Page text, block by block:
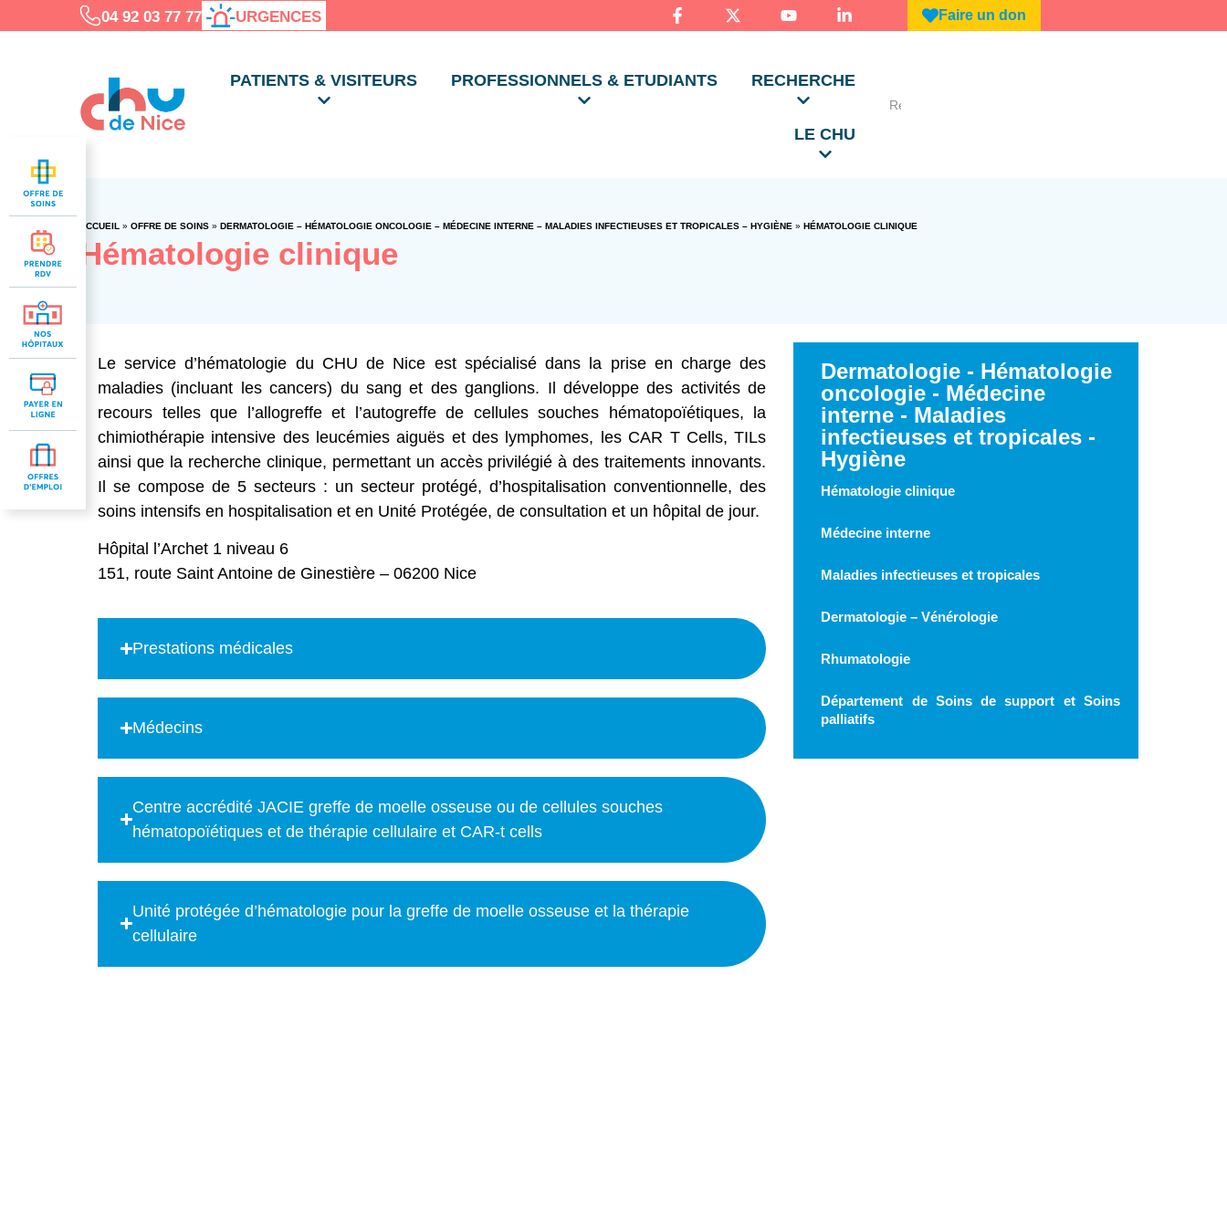
04 92 03 77 77 URGENCES Faire un don
PATIENTS & VISITEURS PROFESSIONNELS & ETUDIANTS RECHERCHE
LE CHU
ACCUEIL » OFFRE DE SOINS » DERMATOLOGIE – HÉMATOLOGIE ONCOLOGIE – MÉDECINE INTERNE – MALADIES INFECTIEUSES ET TROPICALES – HYGIÈNE » HÉMATOLOGIE CLINIQUE
Hématologie clinique
Le service d’hématologie du CHU de Nice est spécialisé dans la prise en charge des
maladies (incluant les cancers) du sang et des ganglions. Il développe des activités de
recours telles que l’allogreffe et l’autogreffe de cellules souches hématopoïétiques, la
chimiothérapie intensive des leucémies aiguës et des lymphomes, les CAR T Cells, TILs
ainsi que la recherche clinique, permettant un accès privilégié à des traitements innovants.
Il se compose de 5 secteurs : un secteur protégé, d’hospitalisation conventionnelle, des
soins intensifs en hospitalisation et en Unité Protégée, de consultation et un hôpital de jour.
Hôpital l’Archet 1 niveau 6
151, route Saint Antoine de Ginestière – 06200 Nice
Prestations médicales
Médecins
Centre accrédité JACIE greffe de moelle osseuse ou de cellules souches
hématopoïétiques et de thérapie cellulaire et CAR-t cells
Unité protégée d’hématologie pour la greffe de moelle osseuse et la thérapie
cellulaire
Dermatologie - Hématologie
oncologie - Médecine
interne - Maladies
infectieuses et tropicales -
Hygiène
Hématologie clinique
Médecine interne
Maladies infectieuses et tropicales
Dermatologie – Vénérologie
Rhumatologie
Département de Soins de support et Soins
palliatifs